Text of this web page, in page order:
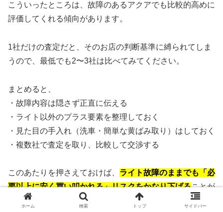
こういったところは、故障のあるアクアでも比較的高めに
評価してくれる傾向があります。
1社だけの査定だと、そのお店の判断基準に縛られてしま
うので、最低でも2〜3社は比べてみてください。
まとめると、
・故障内容は隠さず正直に伝える
・ライト以外のプラス要素を整理しておく
・見た目の手入れ（洗車・簡単な黄ばみ取り）はしておく
・複数社で査定を取り、比較して交渉する
このあたりを押さえておけば、 ライト故障のままでも「必
要以上に安く買い叩かれる」リスクをかなり下げることが
できます。
ホーム 検索 トップ サイドバー